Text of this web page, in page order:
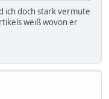
ich doch stark vermute
weiß wovon er